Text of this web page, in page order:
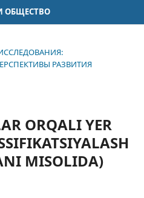
ОБЩЕСТВО
РАЗВИТИЯ
ORQALI YER
MISOLIDA)